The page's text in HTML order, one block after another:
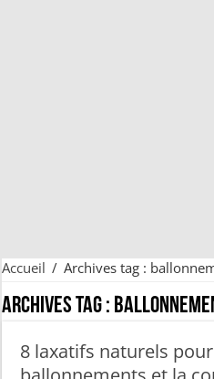
Accueil / Archives tag :
Archives tag :
8 laxatifs naturels